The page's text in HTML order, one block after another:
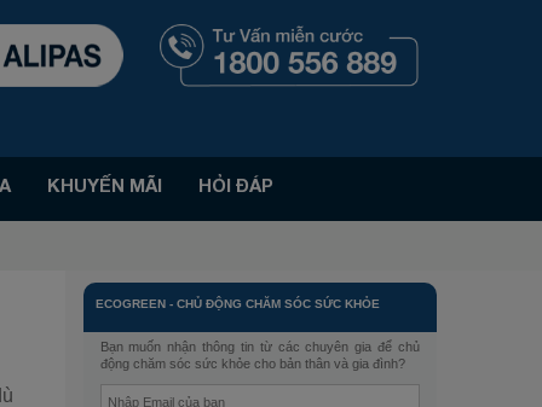
KHUYẾN MÃI HỎI ĐÁP
ECOGREEN -CHỦ ĐỘNG CHĂM SÓC SỨC KHỎE
Bạn muốn nhận thông tin từ các chuyên gia để chủ
động chăm sóc sức khỏe cho bản thân và gia đình?